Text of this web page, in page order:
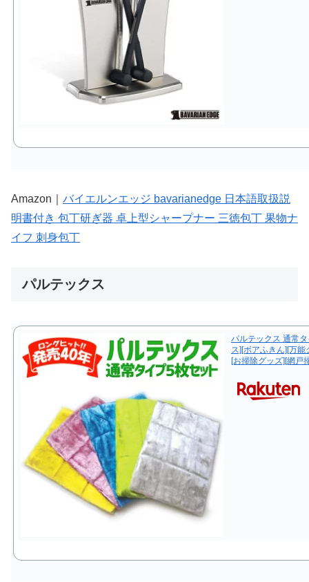
Amazon｜ バイエルンエッジ bavarianedge 日本語取扱説
明書付き 包丁研ぎ器 卓上型シャープナー 三徳包丁 果物ナ
イフ 刺身包丁
パルテックス
パルテックス 通常
ス][ボアふきん][万能
[お掃除グッズ][網戸